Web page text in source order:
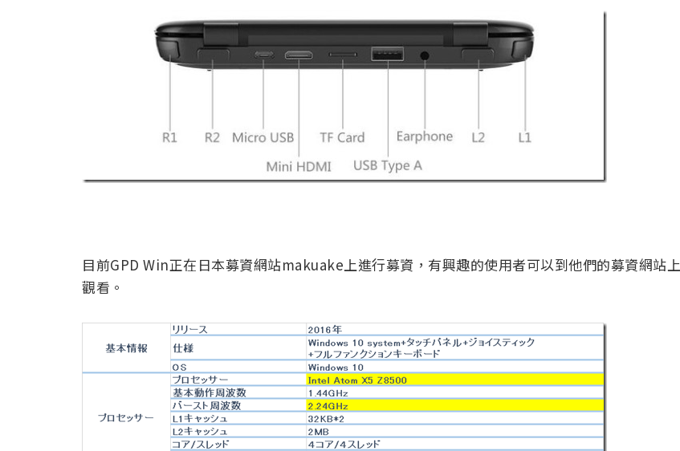
目前GPD Win正在日本募資網站makuake上進行募資，有興趣的使用者可以到他們的募資網站上
觀看。